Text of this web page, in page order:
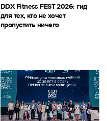
DDX Fitness FEST 2026: гид
для тех, кто не хочет
пропустить ничего